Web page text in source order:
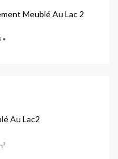
Meublé Au Lac 2
•
Au Lac2